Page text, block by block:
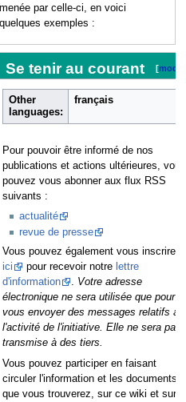
menée par celle-ci, en voici
quelques exemples :
Se tenir au courant [
Other
languages:
français
Pour pouvoir être informé de nos
publications et actions ultérieures, vous
pouvez vous abonner aux flux RSS
suivants :
actualité
revue de presse
Vous pouvez également vous inscrire
ici
pour recevoir notre lettre
d'information
. Votre adresse
électronique ne sera utilisée que pour
vous envoyer des messages relatifs à
l'activité de l'initiative. Elle ne sera pas
transmise à des tiers.
Vous pouvez participer en faisant
circuler l'information et les documents
que vous trouverez, sur ce wiki et sur